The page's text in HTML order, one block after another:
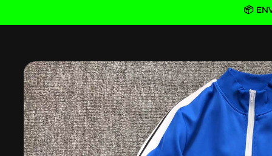
📦
Skip to
product
information